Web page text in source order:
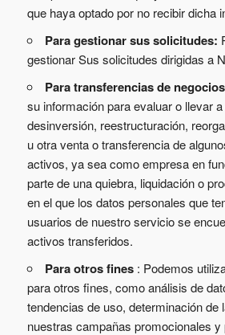
que haya optado por no recibir dicha
Para gestionar sus solicitudes:
gestionar Sus solicitudes dirigidas a
Para transferencias de
su información para evaluar o llevar
desinversión, reestructuración,
u otra venta o transferencia de
activos, ya sea como empresa en
parte de una quiebra, liquidación o
en el que los datos personales que
usuarios de nuestro servicio se
activos transferidos.
Para otros fines : Podemos
para otros fines, como análisis de
tendencias de uso, determinación de
nuestras campañas promocionales y